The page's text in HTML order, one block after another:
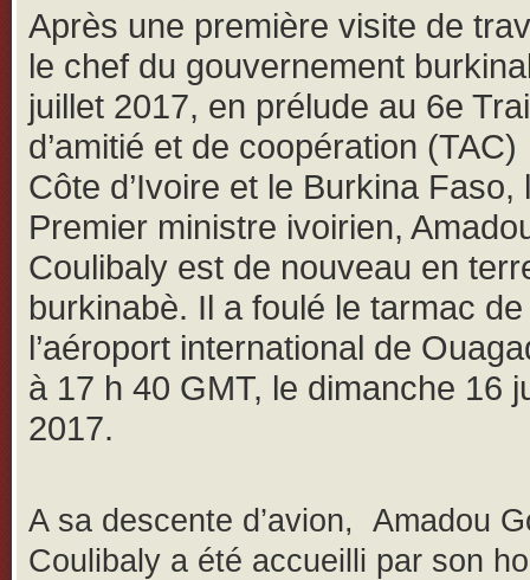
Après une première visite de
le chef du gouvernement
juillet 2017, en prélude au 6e
d’amitié et de coopération
Côte d’Ivoire et le Burkina Faso,
Premier ministre ivoirien,
Coulibaly est de nouveau en
burkinabè. Il a foulé le tarmac de
l’aéroport international de
à 17 h 40 GMT, le dimanche 16
2017.
A sa descente d’avion, Amadou
Coulibaly a été accueilli par son